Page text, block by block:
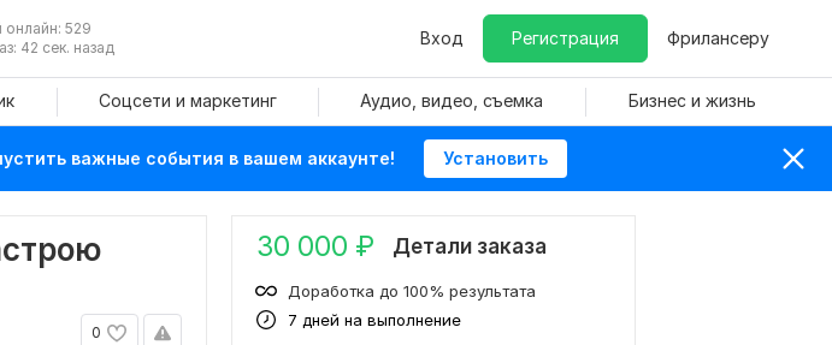
онлайн: 529
42 сек. назад
Вход Регистрация Фрилансеру
Соцсети и маркетинг Аудио, видео, съемка Бизнес и жизнь
важные события в вашем аккаунте! Установить
0
30 000 ₽ Детали заказа
7 дней на выполнение
Доработка до 100% результата